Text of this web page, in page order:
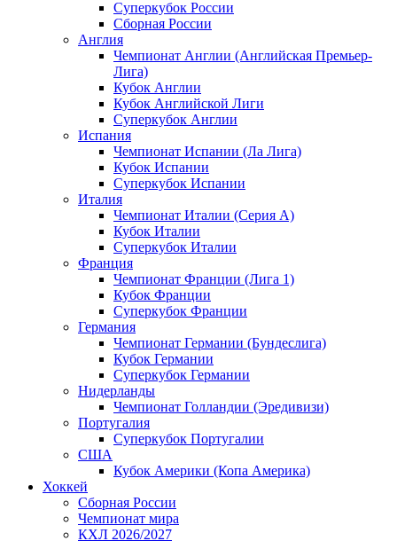
Суперкубок России
Сборная России
Англия
Чемпионат Англии (Английская Премьер-
Лига)
Кубок Англии
Кубок Английской Лиги
Суперкубок Англии
Испания
Чемпионат Испании (Ла Лига)
Кубок Испании
Суперкубок Испании
Италия
Чемпионат Италии (Серия А)
Кубок Италии
Суперкубок Италии
Франция
Чемпионат Франции (Лига 1)
Кубок Франции
Суперкубок Франции
Германия
Чемпионат Германии (Бундеслига)
Кубок Германии
Суперкубок Германии
Нидерланды
Чемпионат Голландии (Эредивизи)
Португалия
Суперкубок Португалии
США
Кубок Америки (Копа Америка)
Хоккей
Сборная России
Чемпионат мира
КХЛ 2026/2027